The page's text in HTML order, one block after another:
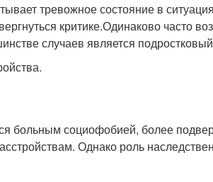
тревожное состояние в
критике.Одинаково часто
случаев является
больным социофобией, более
Однако роль